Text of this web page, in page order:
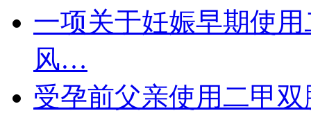
一项关于妊娠早期使
风…
受孕前父亲使用二甲